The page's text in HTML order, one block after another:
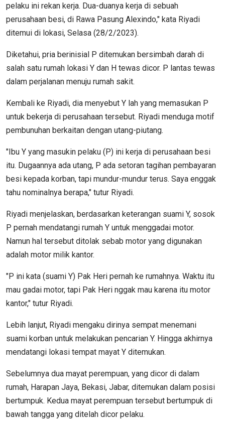
pelaku ini rekan kerja. Dua-duanya kerja di sebuah
perusahaan besi, di Rawa Pasung Alexindo," kata Riyadi
ditemui di lokasi, Selasa (28/2/2023).
Diketahui, pria berinisial P ditemukan bersimbah darah di
salah satu rumah lokasi Y dan H tewas dicor. P lantas tewas
dalam perjalanan menuju rumah sakit.
Kembali ke Riyadi, dia menyebut Y lah yang memasukan P
untuk bekerja di perusahaan tersebut. Riyadi menduga motif
pembunuhan berkaitan dengan utang-piutang.
"Ibu Y yang masukin pelaku (P) ini kerja di perusahaan besi
itu. Dugaannya ada utang, P ada setoran tagihan pembayaran
besi kepada korban, tapi mundur-mundur terus. Saya enggak
tahu nominalnya berapa," tutur Riyadi.
Riyadi menjelaskan, berdasarkan keterangan suami Y, sosok
P pernah mendatangi rumah Y untuk menggadai motor.
Namun hal tersebut ditolak sebab motor yang digunakan
adalah motor milik kantor.
"P ini kata (suami Y) Pak Heri pernah ke rumahnya. Waktu itu
mau gadai motor, tapi Pak Heri nggak mau karena itu motor
kantor," tutur Riyadi.
Lebih lanjut, Riyadi mengaku dirinya sempat menemani
suami korban untuk melakukan pencarian Y. Hingga akhirnya
mendatangi lokasi tempat mayat Y ditemukan.
Sebelumnya dua mayat perempuan, yang dicor di dalam
rumah, Harapan Jaya, Bekasi, Jabar, ditemukan dalam posisi
bertumpuk. Kedua mayat perempuan tersebut bertumpuk di
bawah tangga yang ditelah dicor pelaku.